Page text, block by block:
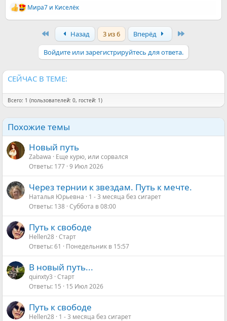
Р
е
Мира7 и Киселёк
Назад 3 из 6 Вперёд
Войдите или зарегистрируйтесь для ответа.
СЕЙЧАС В ТЕМЕ:
Всего: 1 (пользователей: 0, гостей: 1)
Похожие темы
Новый путь
Zabawa
Еще курю, или сорвался
Ответы 177 9 Июл 2026
Через тернии к звездам. Путь к мечте.
Наталья Юрьевна
1 - 3 месяца без сигарет
Ответы 138 Суббота в 08:00
Путь к свободе
Hellen28 Старт
Ответы 61 Понедельник в 15:57
В новый путь...
quinxty3 Старт
Ответы 15 15 Июл 2026
Путь к свободе
Hellen28 1 - 3 месяца без сигарет